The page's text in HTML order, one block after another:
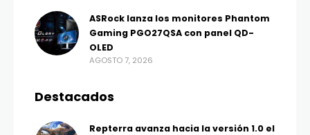
ASRock lanza los monitores Phantom
Gaming PGO27QSA con panel QD-
OLED
AGOSTO 7, 2026
Destacados
Repterra avanza hacia la versión 1.0 el